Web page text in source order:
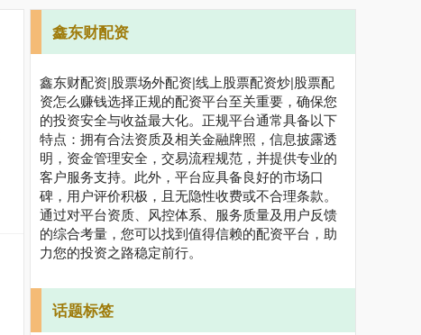
鑫东财配资
鑫东财配资|股票场外配资|线上股票配资炒|股票配
资怎么赚钱选择正规的配资平台至关重要，确保您
的投资安全与收益最大化。正规平台通常具备以下
特点：拥有合法资质及相关金融牌照，信息披露透
明，资金管理安全，交易流程规范，并提供专业的
客户服务支持。此外，平台应具备良好的市场口
碑，用户评价积极，且无隐性收费或不合理条款。
通过对平台资质、风控体系、服务质量及用户反馈
的综合考量，您可以找到值得信赖的配资平台，助
力您的投资之路稳定前行。
话题标签